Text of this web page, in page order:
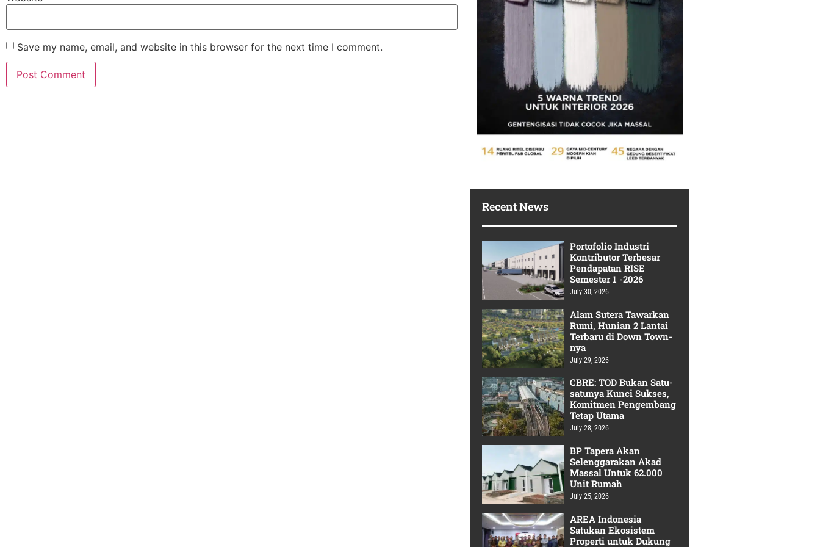
Save my name, email, and website in this browser for the next time I comment.
Recent News
Portofolio Industri
Kontributor Terbesar
Pendapatan RISE
Semester 1 -2026
July 30, 2026
Alam Sutera Tawarkan
Rumi, Hunian 2 Lantai
Terbaru di Down Town-
nya
July 29, 2026
CBRE: TOD Bukan Satu-
satunya Kunci Sukses,
Komitmen Pengembang
Tetap Utama
July 28, 2026
BP Tapera Akan
Selenggarakan Akad
Massal Untuk 62.000
Unit Rumah
July 25, 2026
AREA Indonesia
Satukan Ekosistem
Properti untuk Dukung